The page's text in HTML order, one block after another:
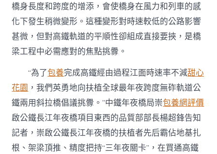
橋身長度和跨度的增添，會使橋身在風力和列車的感
化下發生稍微變形。這種變形對時速較低的公路影響
甚微，但對高鐵軌道的平順性卻組成直接要挾，是橋
梁工程中必需應對的焦點挑釁。
“為了包養完成高鐵經由過程江面時速率不減甜心
花園 ，我們英勇地向扶植全球最年夜跨度無砟軌道公
鐵兩用斜拉橋倡議挑釁。”中鐵年夜橋局崇包養網評價
啟公鐵長江年夜橋項目東西的品質部部長楊超鋒告知
記者，崇啟公鐵長江年夜橋的扶植者先后霸佔地基扎
根、架梁頂推、精度把持“三年夜關卡”，在買通高鐵